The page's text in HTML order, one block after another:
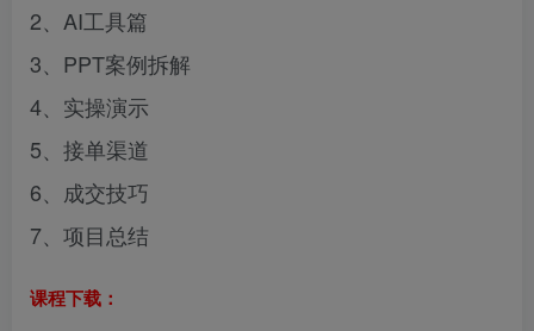
2、AI工具篇
3、PPT案例拆解
4、实操演示
5、接单渠道
6、成交技巧
7、项目总结
课程下载：